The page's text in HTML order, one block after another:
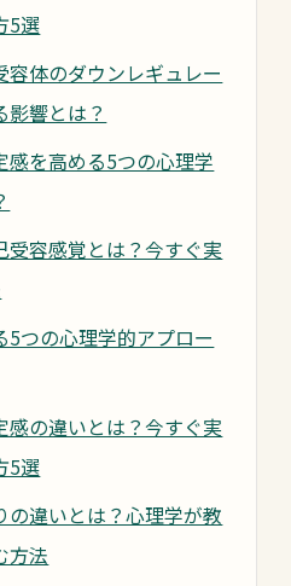
5選
容体のダウンレギュレー
影響とは？
感を高める5つの心理学
受容感覚とは？今すぐ実
5つの心理学的アプロー
感の違いとは？今すぐ実
5選
の違いとは？心理学が教
方法